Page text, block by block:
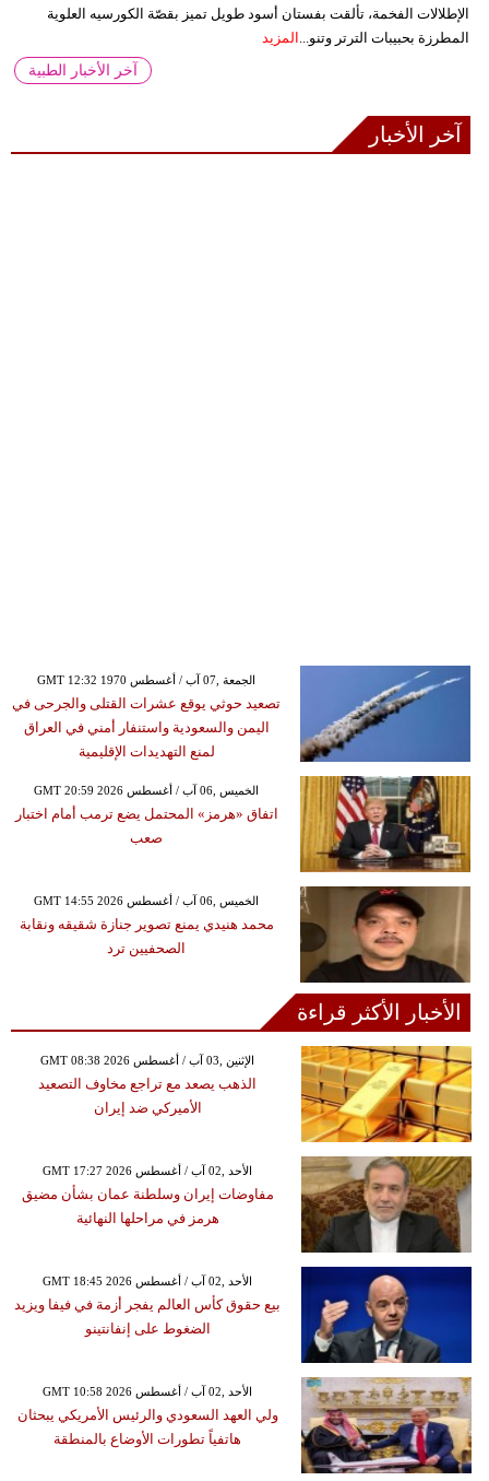
الإطلالات الفخمة، تألقت بفستان أسود طويل تميز بقصّة الكورسيه العلوية
المطرزة بحبيبات الترتر وتنو... المزيد
آخر الأخبار الطبية
آخر الأخبار
GMT 12:32 1970 الجمعة ,07 آب / أغسطس
تصعيد حوثي يوقع عشرات القتلى والجرحى في
اليمن والسعودية واستنفار أمني في العراق
لمنع التهديدات الإقليمية
GMT 20:59 2026 الخميس ,06 آب / أغسطس
اتفاق «هرمز» المحتمل يضع ترمب أمام اختبار
صعب
GMT 14:55 2026 الخميس ,06 آب / أغسطس
محمد هنيدي يمنع تصوير جنازة شقيقه ونقابة
الصحفيين ترد
الأخبار الأكثر قراءة
GMT 08:38 2026 الإثنين ,03 آب / أغسطس
الذهب يصعد مع تراجع مخاوف التصعيد
الأميركي ضد إيران
GMT 17:27 2026 الأحد ,02 آب / أغسطس
مفاوضات إيران وسلطنة عمان بشأن مضيق
هرمز في مراحلها النهائية
GMT 18:45 2026 الأحد ,02 آب / أغسطس
بيع حقوق كأس العالم يفجر أزمة في فيفا ويزيد
الضغوط على إنفانتينو
GMT 10:58 2026 الأحد ,02 آب / أغسطس
ولي العهد السعودي والرئيس الأمريكي يبحثان
هاتفياً تطورات الأوضاع بالمنطقة